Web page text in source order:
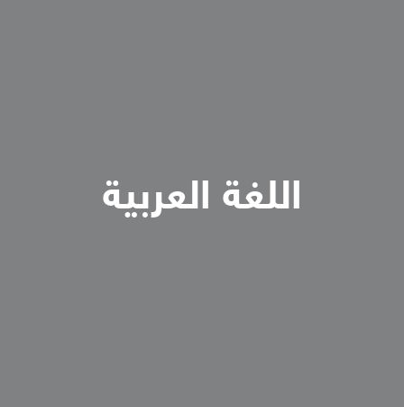
اللغة العربية